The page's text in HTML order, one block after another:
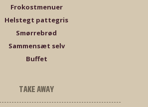
Frokostmenuer
Helstegt pattegris
Smørrebrød
Sammensæt selv
Buffet
TAKE AWAY